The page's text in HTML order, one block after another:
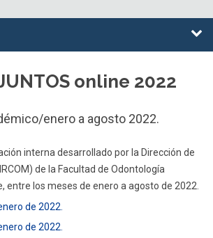
CLÍNICA ODONTOLÓGICA
BIBLIOTECA
FACULTAD
online 2022
enero a agosto 2022.
interna desarrollado por la Dirección de
de la Facultad de Odontología
entre los meses de enero a agosto de 2022.
de 2022.
de 2022.